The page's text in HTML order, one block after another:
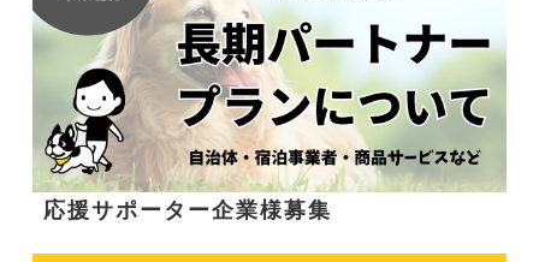
応援サポーター企業様募集